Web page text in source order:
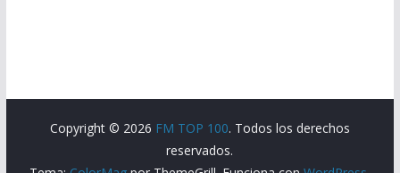
Copyright © 2026 FM TOP 100. Todos los derechos
reservados.